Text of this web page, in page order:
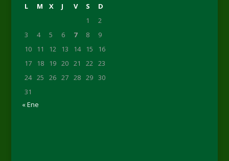
L M X J V S
D
1
2
3
4 5 6 7 8
9
10
11 12 13 14 15
16
17
18 19 20 21 22 23
24 25 26 27 28 29 30
31
« Ene